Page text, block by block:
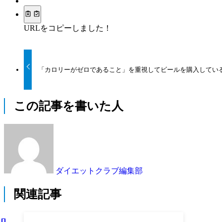
URLをコピーしました！
「カロリーがゼロであること」を重視してビールを購入してい
この記事を書いた人
ダイエットクラブ編集部
関連記事